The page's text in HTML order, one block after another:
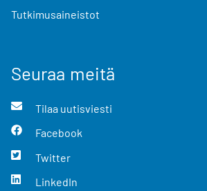
Tutkimusaineistot
Seuraa meitä
Tilaa uutisviesti
Facebook
Twitter
LinkedIn